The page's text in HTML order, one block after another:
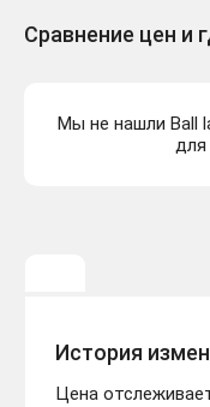
Сравнение цен и
Мы не нашли Ball
для
История
Цена